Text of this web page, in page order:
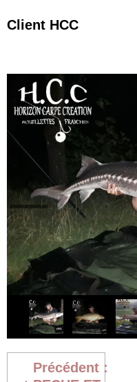
Client HCC
Précédent :